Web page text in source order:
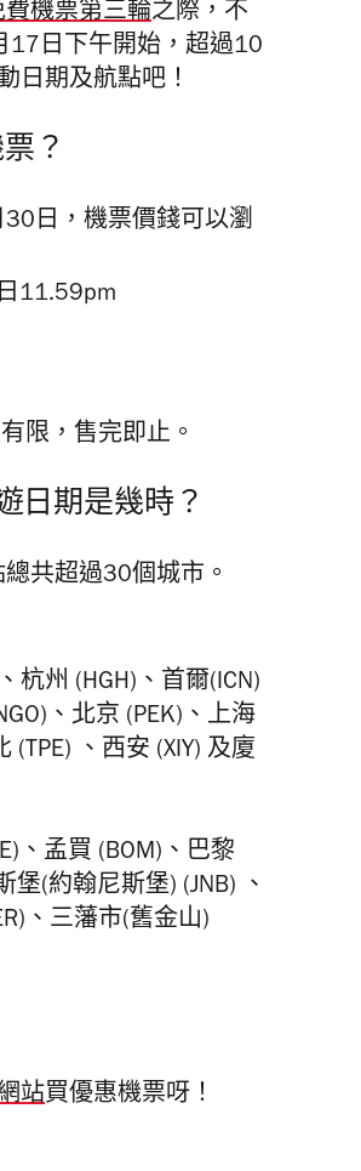
機票第三輪之際，不
17日下午開始，超過10
日期及航點吧！
？
日，機票價錢可以瀏
11.59pm
限，售完即止。
日期是幾時？
共超過30個城市。
杭州 (HGH)、首爾(ICN)
、北京 (PEK)、上海
(TPE) 、西安 (XIY) 及廈
、孟買 (BOM)、巴黎
堡(約翰尼斯堡) (JNB) 、
、三藩市(舊金山)
站買優惠機票呀！